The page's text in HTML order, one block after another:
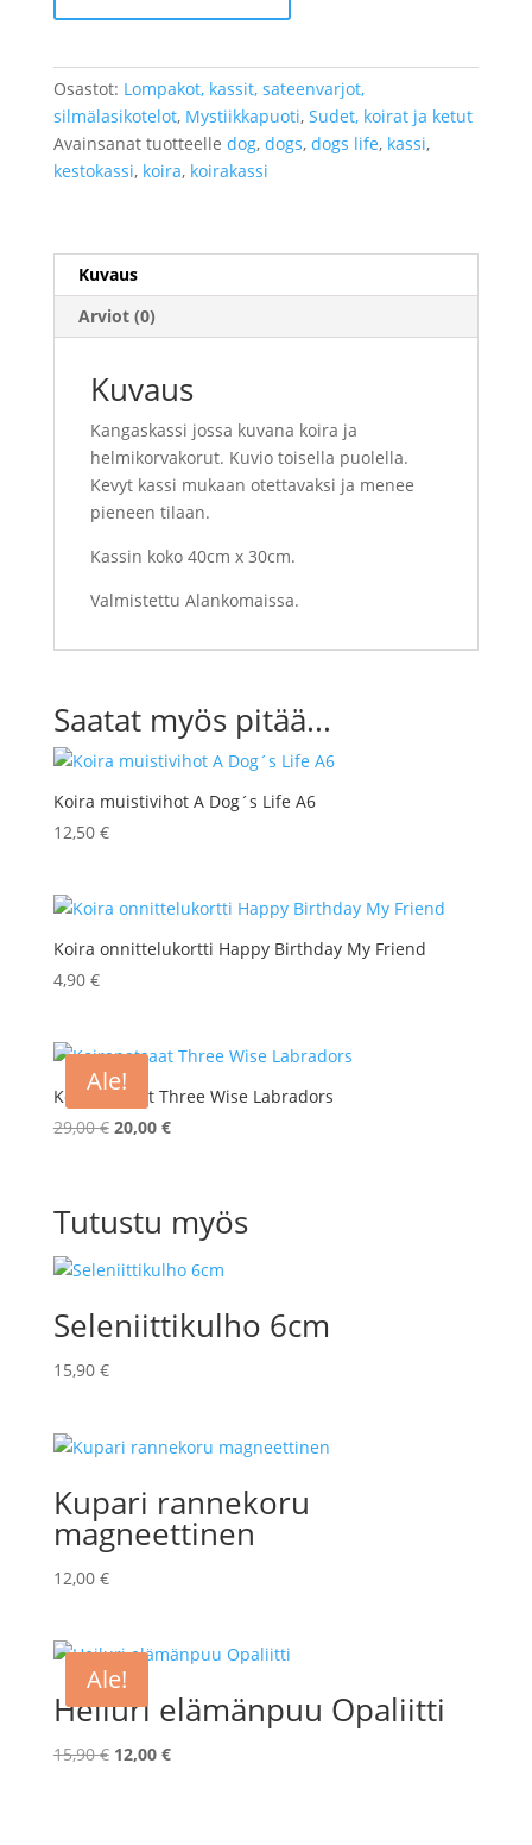
ja
määrä
Osastot: Lompakot, kassit, sateenvarjot,
silmälasikotelot, Mystiikkapuoti, Sudet, koirat ja ketut
Avainsanat tuotteelle dog, dogs, dogs life, kassi,
kestokassi, koira, koirakassi
Kuvaus
Arviot (0)
Kuvaus
Kangaskassi jossa kuvana koira ja
helmikorvakorut. Kuvio toisella puolella.
Kevyt kassi mukaan otettavaksi ja menee
pieneen tilaan.
Kassin koko 40cm x 30cm.
Valmistettu Alankomaissa.
Saatat myös pitää...
Koira muistivihot A Dog´s Life A6
12,50 €
Koira onnittelukortti Happy Birthday My Friend
4,90 €
Ale!
Koirapatsaat Three Wise Labradors
29,00€ Alkuperäinen
29,00 €.
20,00 €Nykyinen
20,00 €.
Tutustu myös
Seleniittikulho 6cm
15,90 €
Kupari rannekoru
magneettinen
12,00 €
Ale!
Heiluri elämänpuu Opaliitti
15,90€ Alkuperäinen
12,00 €Nykyinen